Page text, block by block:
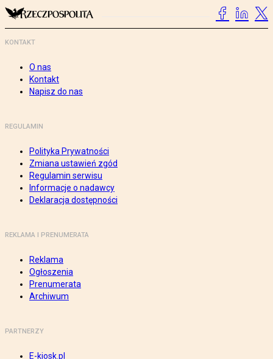
KONTAKT
O nas
Kontakt
Napisz do nas
REGULAMIN
Polityka Prywatności
Zmiana ustawień zgód
Regulamin serwisu
Informacje o nadawcy
Deklaracja dostępności
REKLAMA I PRENUMERATA
Reklama
Ogłoszenia
Prenumerata
Archiwum
PARTNERZY
E-kiosk.pl